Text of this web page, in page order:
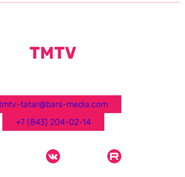
TMTV
tatar@bars-media.com
+7 (843) 204-02-14